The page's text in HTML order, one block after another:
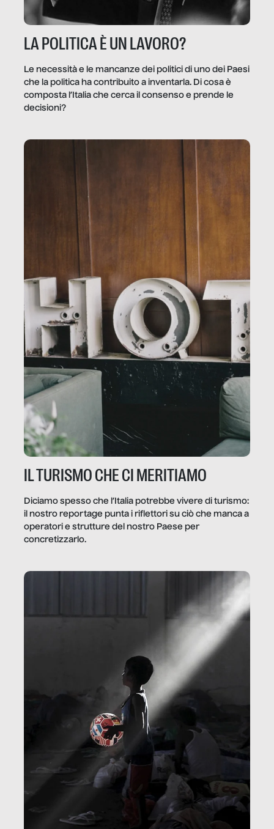
LA POLITICA È UN LAVORO?
Le necessità e le mancanze dei politici di uno dei Paesi
che la politica ha contribuito a inventarla. Di cosa è
composta l’Italia che cerca il consenso e prende le
decisioni?
IL TURISMO CHE CI MERITIAMO
Diciamo spesso che l’Italia potrebbe vivere di turismo:
il nostro reportage punta i riflettori su ciò che manca a
operatori e strutture del nostro Paese per
concretizzarlo.